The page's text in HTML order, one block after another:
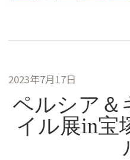
2023年7月17日
ペルシア＆
イル展in宝